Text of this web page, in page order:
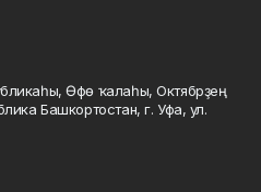
Өфө ҡалаһы, Октябрҙең
Башкортостан, г. Уфа, ул.